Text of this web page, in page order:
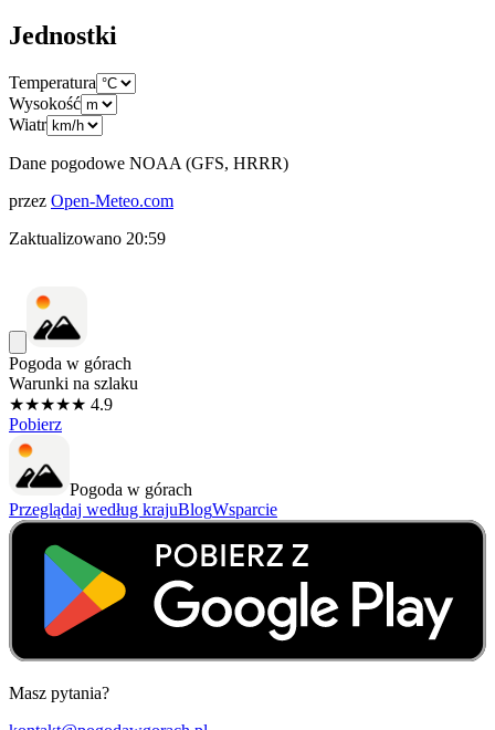
Jednostki
Temperatura
Wysokość
Wiatr
Dane pogodowe NOAA (GFS, HRRR)
przez Open-Meteo.com
Zaktualizowano 20:59
Pogoda w górach
Warunki na szlaku
★★★★★ 4.9
Pobierz
Pogoda w górach
Przeglądaj według krajuBlogWsparcie
Masz pytania?